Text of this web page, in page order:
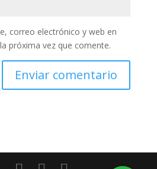
correo electrónico y web en
próxima vez que comente.